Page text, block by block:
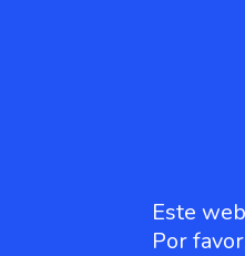
Este
Por